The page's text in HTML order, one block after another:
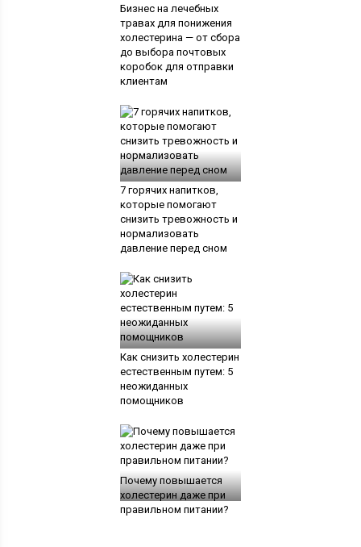
Бизнес на лечебных
травах для понижения
холестерина — от сбора
до выбора почтовых
коробок для отправки
клиентам
7 горячих напитков,
которые помогают
снизить тревожность и
нормализовать
давление перед сном
Как снизить холестерин
естественным путем: 5
неожиданных
помощников
Почему повышается
холестерин даже при
правильном питании?